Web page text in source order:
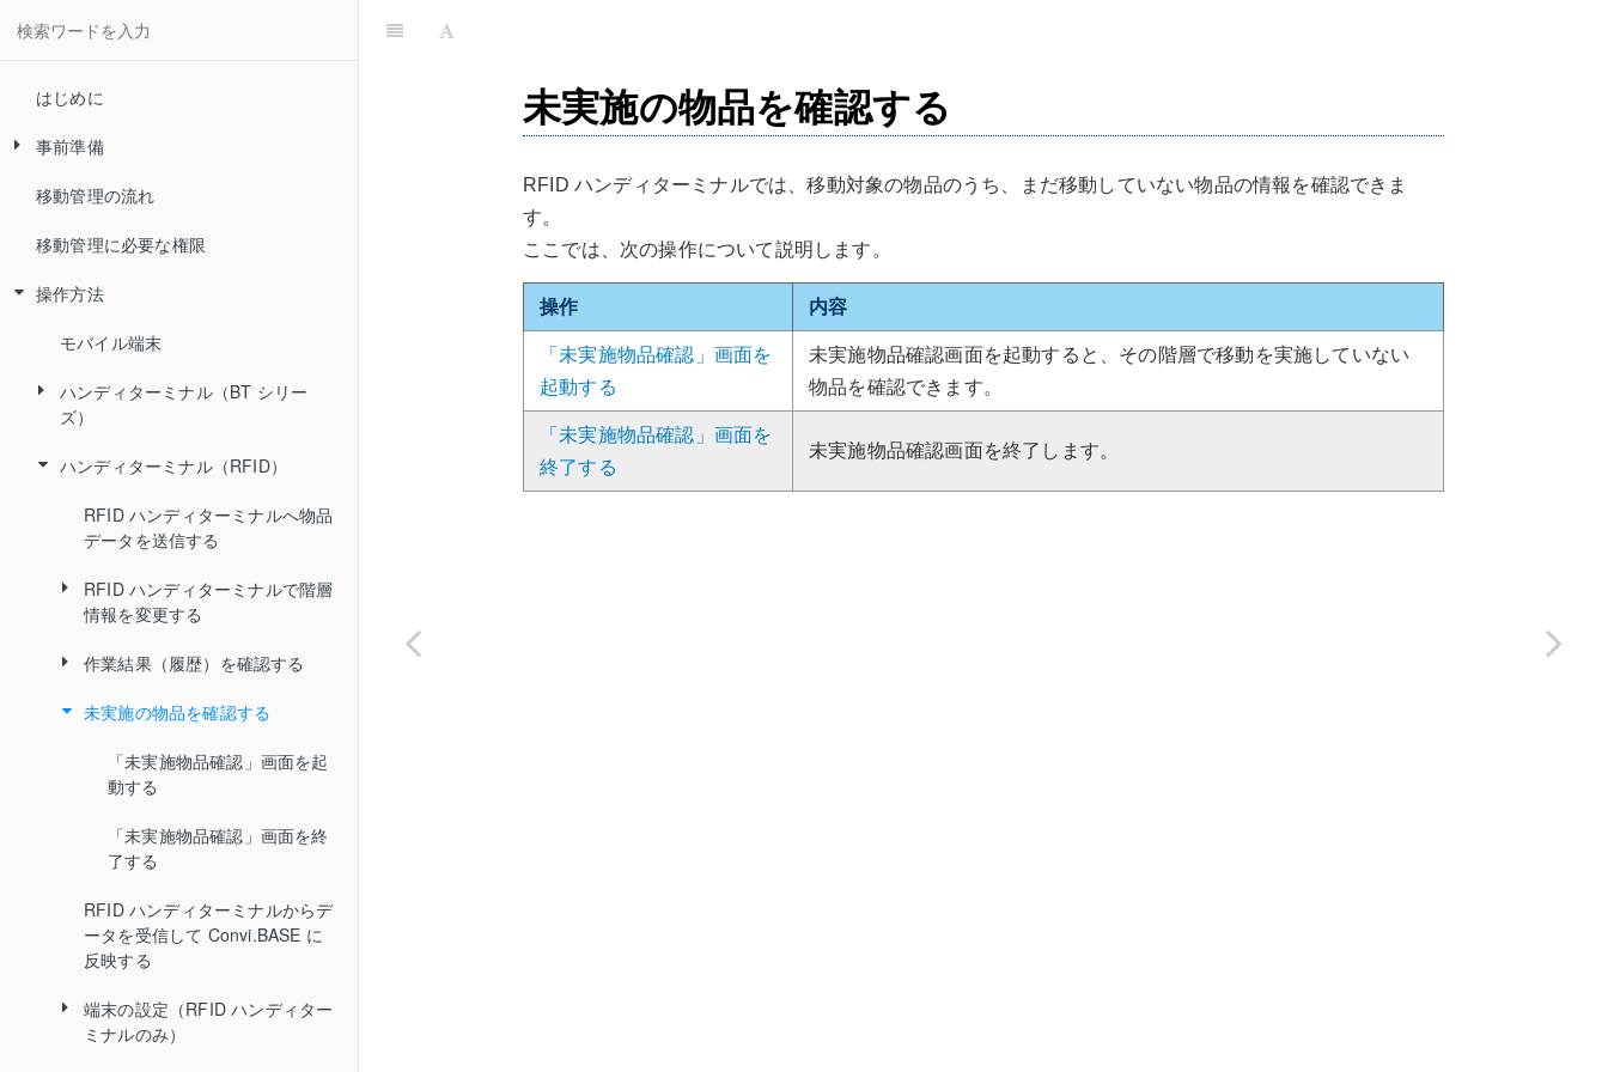
はじめに
事前準備
アプリのインストール（モバイル端
ストール（ハンディターミナルの
移動管理の流れ
移動管理に必要な権限
操作方法
モバイル端末
ハンディターミナル（BT シリー
ズ）
BT シリーズへ物品データを送信
BT シリーズで階層情報を変更す
BT シリーズからデータを受信し
ハンディターミナル（RFID）
RFID ハンディターミナルへ物品
データを送信する
RFID ハンディターミナルで階層
情報を変更する
作業中に未実施の物品だけを
作業中の結果を削除する
作業結果（履歴）を確認する
「履歴確認」画面を起動する
履歴を絞り込み表示する
履歴を削除する
「履歴確認」画面を終了する
未実施の物品を確認する
「未実施物品確認」画面を起
動する
「未実施物品確認」画面を終
了する
RFID ハンディターミナルからデ
ータを受信して Convi.BASE に
反映する
端末の設定（RFID ハンディター
ミナルのみ）
未実施の物品を確認する
RFID ハンディターミナルでは、移動対象の物品のうち、まだ移動していない物品の情報を確認できま
す。
ここでは、次の操作について説明します。
操作 内容
「未実施物品確認」画面を
起動する
未実施物品確認画面を起動すると、その階層で移動を実施していない
物品を確認できます。
「未実施物品確認」画面を
終了する
未実施物品確認画面を終了します。